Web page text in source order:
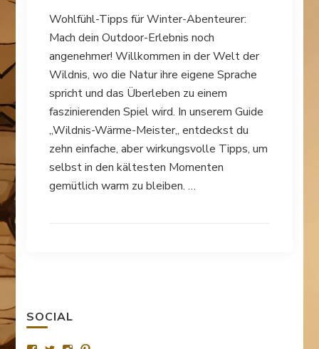
Wohlfühl-Tipps für Winter-Abenteurer:
Mach dein Outdoor-Erlebnis noch
angenehmer! Willkommen in der Welt der
Wildnis, wo die Natur ihre eigene Sprache
spricht und das Überleben zu einem
faszinierenden Spiel wird. In unserem Guide
„Wildnis-Wärme-Meister„ entdeckst du
zehn einfache, aber wirkungsvolle Tipps, um
selbst in den kältesten Momenten
gemütlich warm zu bleiben. …
SOCIAL